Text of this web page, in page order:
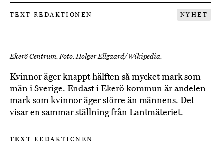
TEXT REDAKTIONEN NYHET
Ekerö Centrum. Foto: Holger Ellgaard/Wikipedia.
Kvinnor äger knappt hälften så mycket mark som
män i Sverige. Endast i Ekerö kommun är andelen
mark som kvinnor äger större än männens. Det
visar en sammanställning från Lantmäteriet.
TEXT REDAKTIONEN